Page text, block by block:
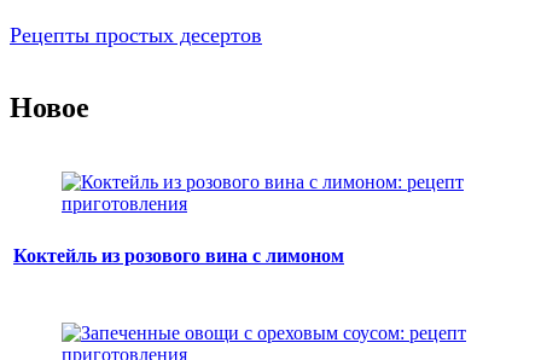
Рецепты простых десертов
Новое
Коктейль из розового вина с лимоном